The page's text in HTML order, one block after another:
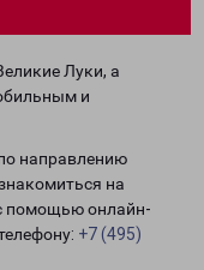
Луки, а
и
направлению
на
помощью онлайн-
+7 (495)